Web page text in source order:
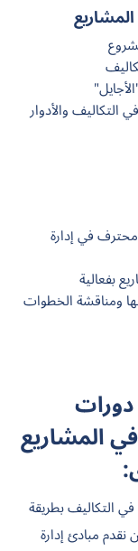
التكاليف والأدوار
في إدارة
بفعالية
ومناقشة الخطوات
المشاريع
التكاليف بطريقة
مبادئ إدارة